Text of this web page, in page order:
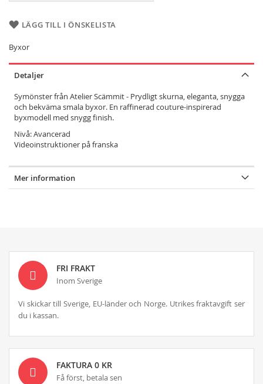
LÄGG TILL I ÖNSKELISTA
Byxor
Detaljer
Symönster från Atelier Scämmit - Prydligt skurna, eleganta, snygga
och bekväma smala byxor. En raffinerad couture-inspirerad
byxmodell med snygg finish.
Nivå: Avancerad
Videoinstruktioner på franska
Mer information
FRI FRAKT
Inom Sverige
Vi skickar till Sverige, EU-länder och Norge. Utrikes fraktavgift ser
du i kassan.
FAKTURA 0 KR
Få först, betala sen